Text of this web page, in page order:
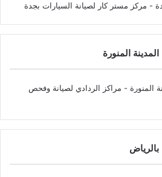
- مركز مستر كار لصيانة السيارات بجدة
المنورة
المنورة - مراكز الردادي لصيانة وفحص